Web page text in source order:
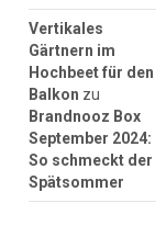
Vertikales
Gärtnern im
Hochbeet für den
Balkon zu
Brandnooz Box
September 2024:
So schmeckt der
Spätsommer